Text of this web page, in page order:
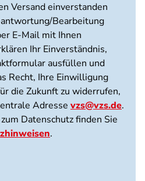
Versand einverstanden
Bearbeitung
E-Mail mit Ihnen
Ihr Einverständnis,
ausfüllen und
Recht, Ihre Einwilligung
die Zukunft zu widerrufen,
Adresse vzs@vzs.de.
Datenschutz finden Sie
.